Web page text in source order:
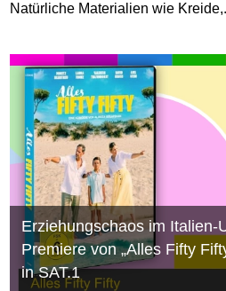
Natürliche Materialien wie
Erziehungschaos im Italien-
Premiere von „Alles Fifty
in SAT.1